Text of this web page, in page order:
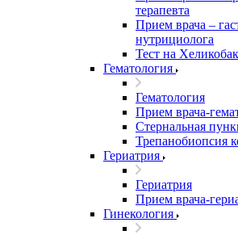
терапевта
Прием врача –
нутрициолога
Тест на
Гематология
Гематология
Прием врача-
Стернальная
Трепанобиопсия
Гериатрия
Гериатрия
Прием врача-
Гинекология